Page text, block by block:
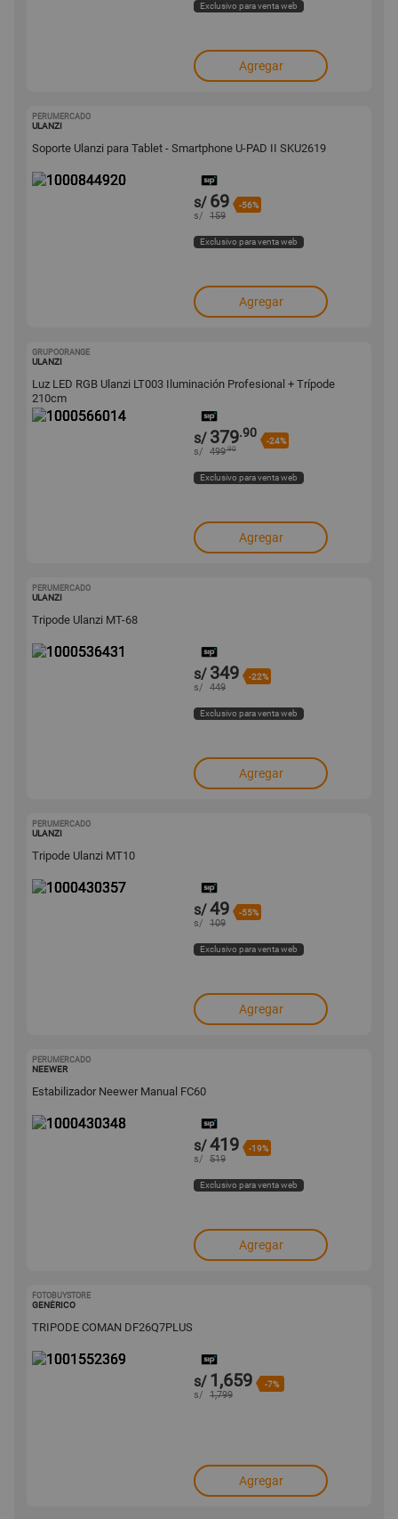
Exclusivo para venta web
Agregar
PERUMERCADO
ULANZI
Soporte Ulanzi para Tablet - Smartphone U-PAD II SKU2619
s/ 69 -56%
s/ 159
Exclusivo para venta web
Agregar
GRUPOORANGE
ULANZI
Luz LED RGB Ulanzi LT003 Iluminación Profesional + Trípode
210cm
s/ 379.90
-24%
s/ 499.90
Exclusivo para venta web
Agregar
PERUMERCADO
ULANZI
Tripode Ulanzi MT-68
s/ 349 -22%
s/ 449
Exclusivo para venta web
Agregar
PERUMERCADO
ULANZI
Tripode Ulanzi MT10
s/49 -55%
s/ 109
Exclusivo para venta web
Agregar
PERUMERCADO
NEEWER
Estabilizador Neewer Manual FC60
s/419 -19%
s/ 519
Exclusivo para venta web
Agregar
FOTOBUYSTORE
GENÉRICO
TRIPODE COMAN DF26Q7PLUS
s/ 1,659 -7%
s/ 1,799
Agregar